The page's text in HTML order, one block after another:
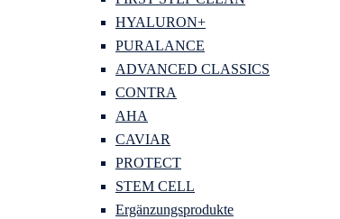
HYALURON+
PURALANCE
ADVANCED CLASSICS
CONTRA
AHA
CAVIAR
PROTECT
STEM CELL
Ergänzungsprodukte